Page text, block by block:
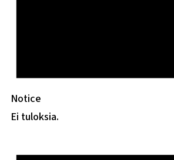
Notice
Ei tuloksia.